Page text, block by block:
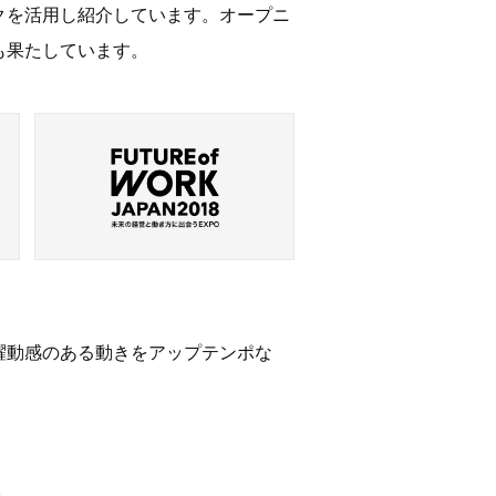
活用し紹介しています。オープニ
たしています。
感のある動きをアップテンポな